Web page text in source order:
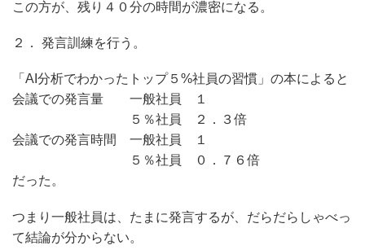
この方が、残り４０分の時間が濃密になる。
２． 発言訓練を行う。
「AI分析でわかったトップ５%社員の習慣」の本によると
会議での発言量 一般社員 １
５％社員 ２．３倍
会議での発言時間 一般社員 １
５％社員 ０．７６倍
だった。
つまり一般社員は、たまに発言するが、だらだらしゃべっ
て結論が分からない。